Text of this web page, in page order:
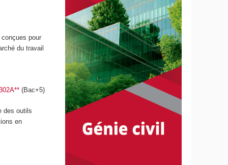
pour
du travail
(Bac+5)
des outils
en